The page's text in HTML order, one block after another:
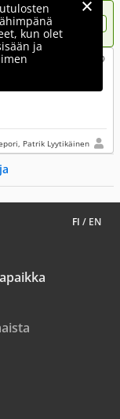
kun olet
ja
ilmoituksesi tähän?
Patrik Lyytikäinen
FI / EN